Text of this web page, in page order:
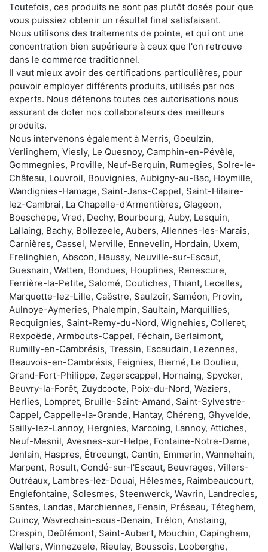
Toutefois, ces produits ne sont pas plutôt dosés pour que
vous puissiez obtenir un résultat final satisfaisant.
Nous utilisons des traitements de pointe, et qui ont une
concentration bien supérieure à ceux que l'on retrouve
dans le commerce traditionnel.
Il vaut mieux avoir des certifications particulières, pour
pouvoir employer différents produits, utilisés par nos
experts. Nous détenons toutes ces autorisations nous
assurant de doter nos collaborateurs des meilleurs
produits.
Nous intervenons également à Merris, Goeulzin,
Verlinghem, Viesly, Le Quesnoy, Camphin-en-Pévèle,
Gommegnies, Proville, Neuf-Berquin, Rumegies, Solre-le-
Château, Louvroil, Bouvignies, Aubigny-au-Bac, Hoymille,
Wandignies-Hamage, Saint-Jans-Cappel, Saint-Hilaire-
lez-Cambrai, La Chapelle-d'Armentières, Glageon,
Boeschepe, Vred, Dechy, Bourbourg, Auby, Lesquin,
Lallaing, Bachy, Bollezeele, Aubers, Allennes-les-Marais,
Carnières, Cassel, Merville, Ennevelin, Hordain, Uxem,
Frelinghien, Abscon, Haussy, Neuville-sur-Escaut,
Guesnain, Watten, Bondues, Houplines, Renescure,
Ferrière-la-Petite, Salomé, Coutiches, Thiant, Lecelles,
Marquette-lez-Lille, Caëstre, Saulzoir, Saméon, Provin,
Aulnoye-Aymeries, Phalempin, Saultain, Marquillies,
Recquignies, Saint-Remy-du-Nord, Wignehies, Colleret,
Rexpoëde, Armbouts-Cappel, Féchain, Berlaimont,
Rumilly-en-Cambrésis, Tressin, Escaudain, Lezennes,
Beauvois-en-Cambrésis, Feignies, Bierné, Le Doulieu,
Grand-Fort-Philippe, Zegerscappel, Hornaing, Spycker,
Beuvry-la-Forêt, Zuydcoote, Poix-du-Nord, Waziers,
Herlies, Lompret, Bruille-Saint-Amand, Saint-Sylvestre-
Cappel, Cappelle-la-Grande, Hantay, Chéreng, Ghyvelde,
Sailly-lez-Lannoy, Hergnies, Marcoing, Lannoy, Attiches,
Neuf-Mesnil, Avesnes-sur-Helpe, Fontaine-Notre-Dame,
Jenlain, Haspres, Étroeungt, Cantin, Emmerin, Wannehain,
Marpent, Rosult, Condé-sur-l'Escaut, Beuvrages, Villers-
Outréaux, Lambres-lez-Douai, Hélesmes, Raimbeaucourt,
Englefontaine, Solesmes, Steenwerck, Wavrin, Landrecies,
Santes, Landas, Marchiennes, Fenain, Préseau, Téteghem,
Cuincy, Wavrechain-sous-Denain, Trélon, Anstaing,
Crespin, Deûlémont, Saint-Aubert, Mouchin, Capinghem,
Wallers, Winnezeele, Rieulay, Boussois, Looberghe,